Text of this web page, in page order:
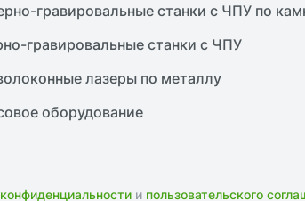
гравировальные станки с ЧПУ по
гравировальные станки с ЧПУ
лазеры по металлу
оборудование
и пользовательского